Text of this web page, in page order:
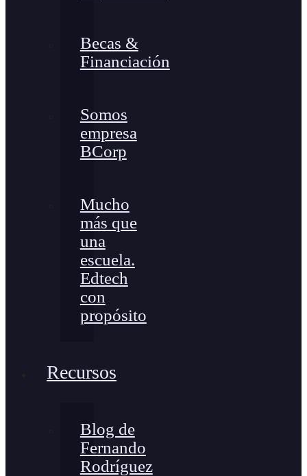
Becas &
Financiación
Somos
empresa
BCorp
Mucho
más que
una
escuela.
Edtech
con
propósito
Recursos
Blog de
Fernando
Rodríguez